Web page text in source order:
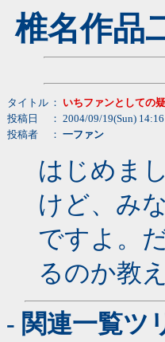
椎名作品
タイトル ： いちファンとしての
投稿日
： 2004/09/19(Sun) 14:16
投稿者
： 一ファン
はじめま
けど、み
ですよ。
るのか教
- 関連一覧ツ